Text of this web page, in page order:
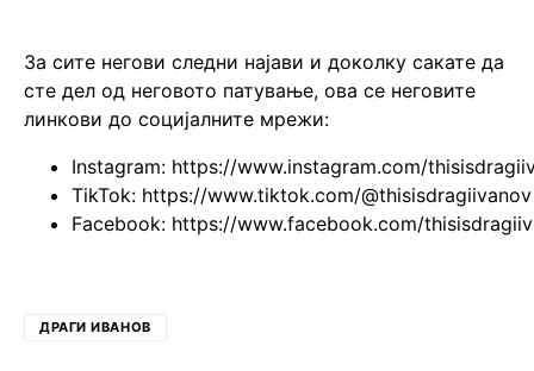
За сите негови следни најави и доколку сакате да
сте дел од неговото патување, ова се неговите
линкови до социјалните мрежи:
Instagram: https://www.instagram.com/
TikTok: https://www.tiktok.com/@thisisdragiivanov
Facebook: https://www.facebook.com/
ДРАГИ ИВАНОВ